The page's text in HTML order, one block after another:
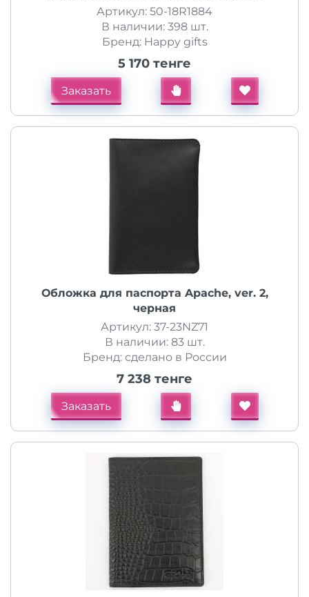
Артикул: 50-18R1884
В наличии: 398 шт.
Бренд: Happy gifts
5 170 тенге
Заказать
Обложка для паспорта Apache, ver. 2,
черная
Артикул: 37-23NZ71
В наличии: 83 шт.
Бренд: сделано в России
7 238 тенге
Заказать